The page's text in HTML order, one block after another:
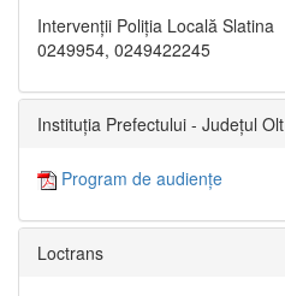
Intervenții Poliția Locală Slatina
0249954, 0249422245
Instituția Prefectului - Județul Olt
Program de audiențe
Loctrans